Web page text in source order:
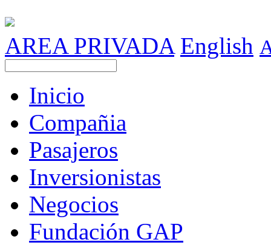
AREA PRIVADA English
Inicio
Compañia
Pasajeros
Inversionistas
Negocios
Fundación GAP